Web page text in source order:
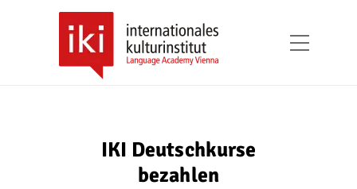
IKI Deutschkurse
bezahlen